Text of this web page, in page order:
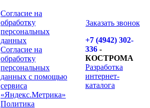
Согласие на
обработку
персональных
данных
Согласие на
обработку
персональных
данных с помощью
сервиса
«Яндекс.Метрика»
Политика
Заказать звонок
+7 (4942) 302-
336 -
КОСТРОМА
Разработка
интернет-
каталога